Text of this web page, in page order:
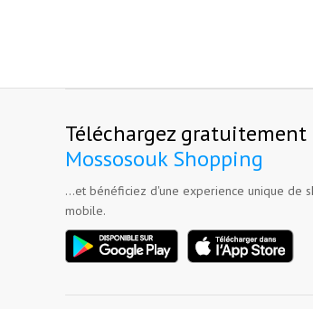
Téléchargez
Mossosouk Shopping
...et bénéficiez d'une experience unique de
mobile.